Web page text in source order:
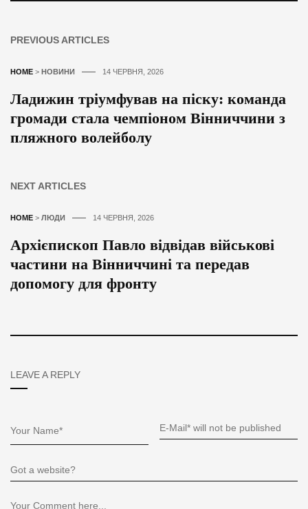
PREVIOUS ARTICLES
HOME > НОВИНИ 14 ЧЕРВНЯ, 2026
Ладижин тріумфував на піску: команда
громади стала чемпіоном Вінниччини з
пляжного волейболу
NEXT ARTICLES
HOME > ЛЮДИ 14 ЧЕРВНЯ, 2026
Архієпископ Павло відвідав військові
частини на Вінниччині та передав
допомогу для фронту
LEAVE A REPLY